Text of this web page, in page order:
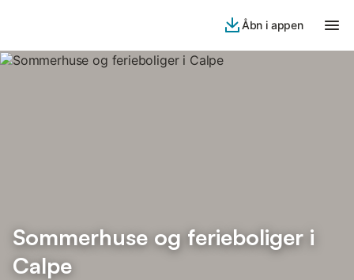
Åbn i appen
Sommerhuse og ferieboliger i
Calpe